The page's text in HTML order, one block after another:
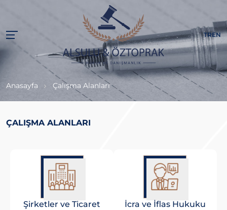
TREN
Anasayfa Çalışma Alanları
ÇALIŞMA ALANLARI
Şirketler ve Ticaret
İcra ve İflas Hukuku